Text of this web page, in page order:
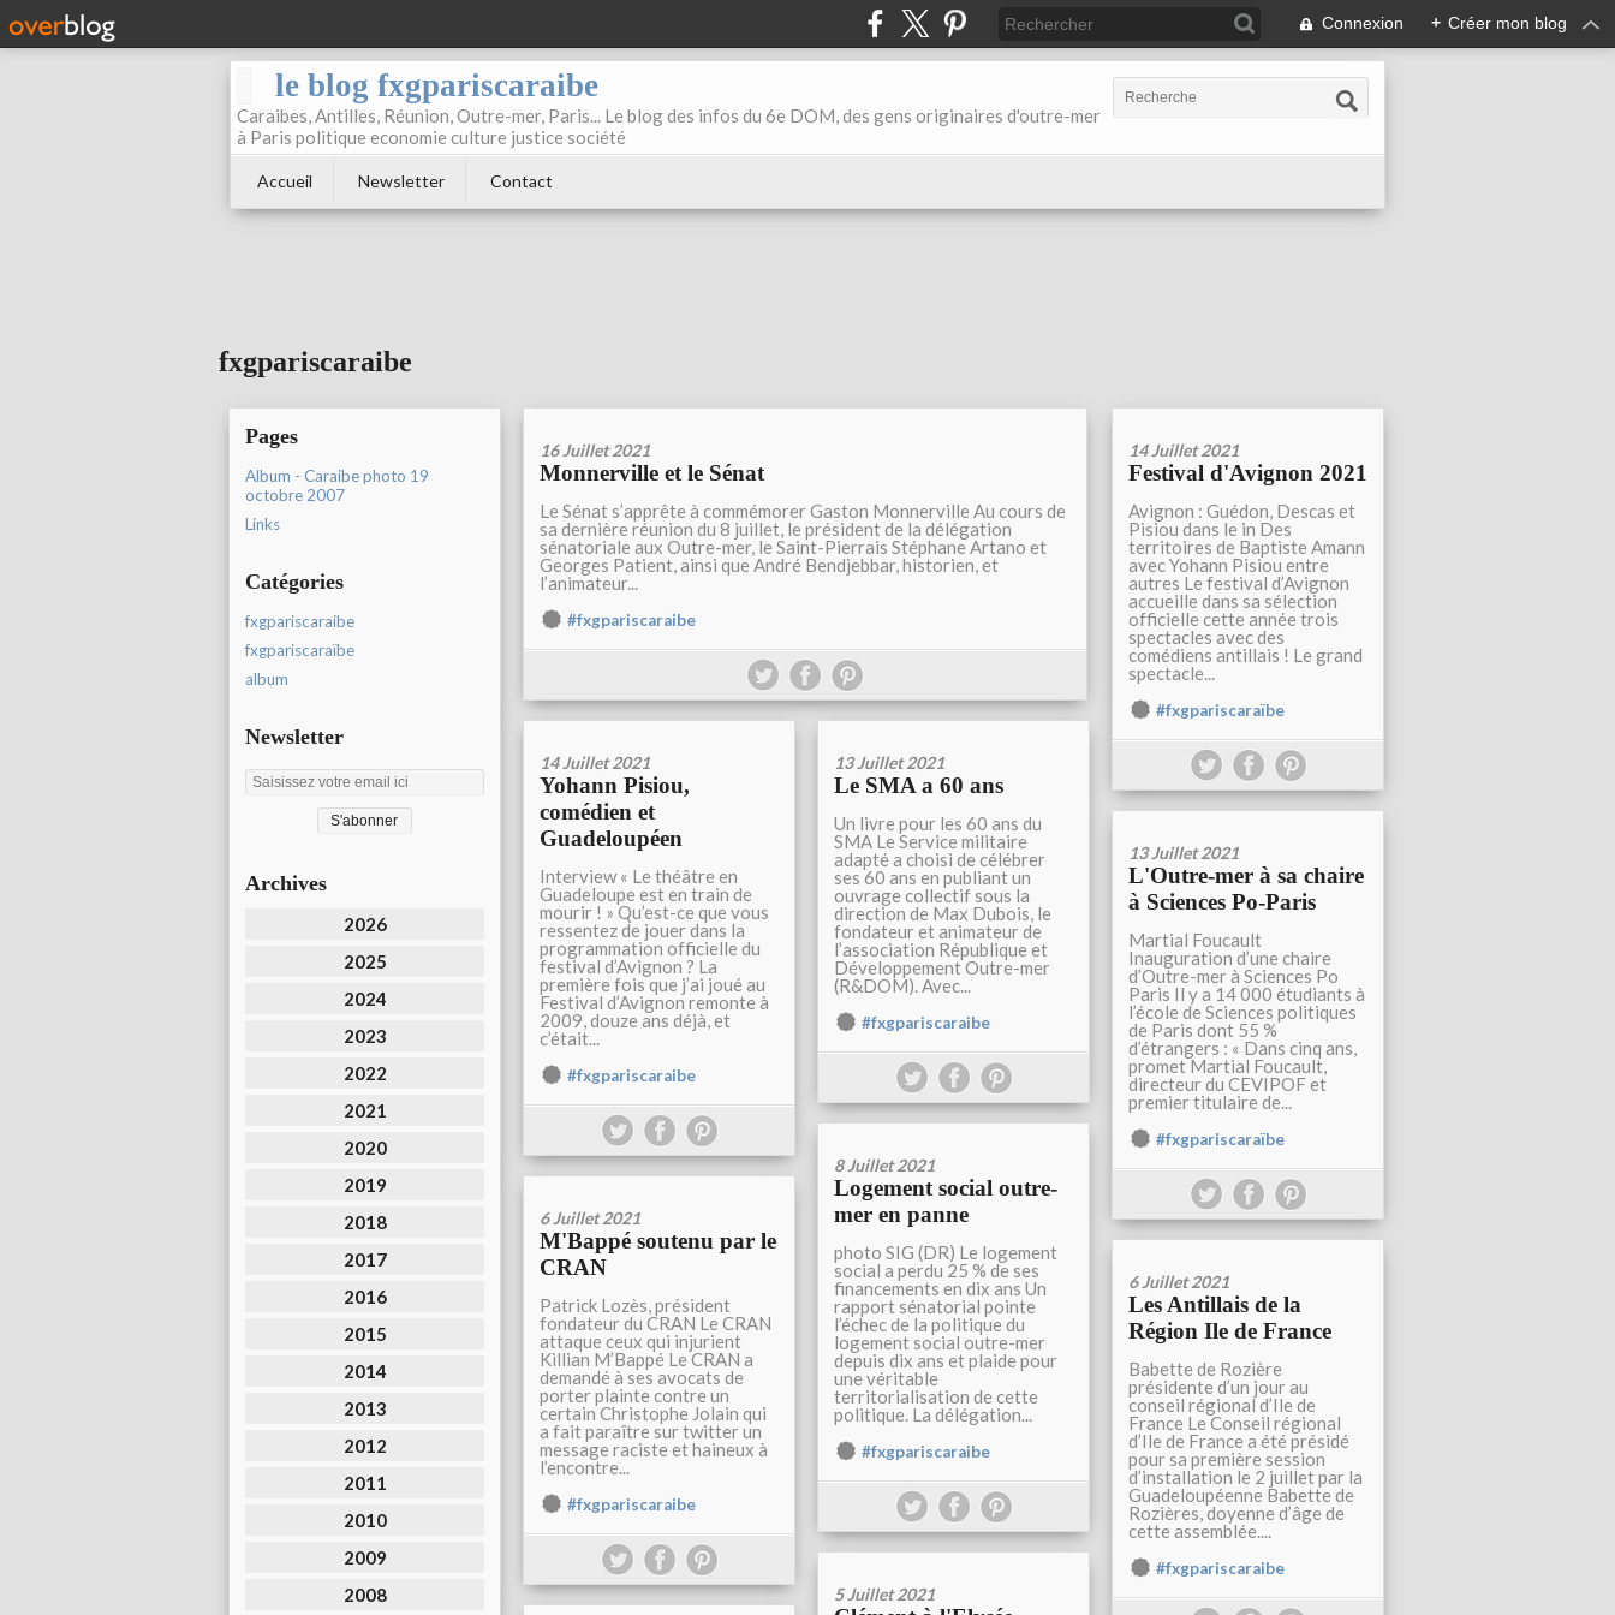
Connexion + Créer mon blog
le blog fxgpariscaraibe
Caraibes, Antilles, Réunion, Outre-mer, Paris... Le blog des infos du 6e DOM, des gens originaires d'outre-mer
à Paris politique economie culture justice société
Accueil Newsletter Contact
fxgpariscaraibe
Pages
Album - Caraibe photo 19
octobre 2007
Links
Catégories
fxgpariscaraibe
fxgpariscaraïbe
album
Newsletter
Archives
2026
2025
2024
2023
2022
2021
2020
2019
2018
2017
2016
2015
2014
2013
2012
2011
2010
2009
2008
16 Juillet 2021
Monnerville et le Sénat
Le Sénat s’apprête à commémorer Gaston Monnerville Au cours de
sa dernière réunion du 8 juillet, le président de la délégation
sénatoriale aux Outre-mer, le Saint-Pierrais Stéphane Artano et
Georges Patient, ainsi que André Bendjebbar, historien, et
l’animateur...
#fxgpariscaraibe
14 Juillet 2021
Festival d'Avignon 2021
Avignon : Guédon, Descas et
Pisiou dans le in Des
territoires de Baptiste Amann
avec Yohann Pisiou entre
autres Le festival d’Avignon
accueille dans sa sélection
officielle cette année trois
spectacles avec des
comédiens antillais ! Le grand
spectacle...
#fxgpariscaraïbe
14 Juillet 2021
Yohann Pisiou,
comédien et
Guadeloupéen
Interview « Le théâtre en
Guadeloupe est en train de
mourir ! » Qu’est-ce que vous
ressentez de jouer dans la
programmation officielle du
festival d’Avignon ? La
première fois que j’ai joué au
Festival d’Avignon remonte à
2009, douze ans déjà, et
c’était...
#fxgpariscaraibe
13 Juillet 2021
Le SMA a 60 ans
Un livre pour les 60 ans du
SMA Le Service militaire
adapté a choisi de célébrer
ses 60 ans en publiant un
ouvrage collectif sous la
direction de Max Dubois, le
fondateur et animateur de
l’association République et
Développement Outre-mer
(R&DOM). Avec...
#fxgpariscaraibe
13 Juillet 2021
L'Outre-mer à sa chaire
à Sciences Po-Paris
Martial Foucault
Inauguration d’une chaire
d’Outre-mer à Sciences Po
Paris Il y a 14 000 étudiants à
l’école de Sciences politiques
de Paris dont 55 %
d’étrangers : « Dans cinq ans,
promet Martial Foucault,
directeur du CEVIPOF et
premier titulaire de...
#fxgpariscaraïbe
8 Juillet 2021
Logement social outre-
mer en panne
photo SIG (DR) Le logement
social a perdu 25 % de ses
financements en dix ans Un
rapport sénatorial pointe
l’échec de la politique du
logement social outre-mer
depuis dix ans et plaide pour
une véritable
territorialisation de cette
politique. La délégation...
#fxgpariscaraibe
6 Juillet 2021
M'Bappé soutenu par le
CRAN
Patrick Lozès, président
fondateur du CRAN Le CRAN
attaque ceux qui injurient
Killian M’Bappé Le CRAN a
demandé à ses avocats de
porter plainte contre un
certain Christophe Jolain qui
a fait paraître sur twitter un
message raciste et haineux à
l’encontre...
#fxgpariscaraibe
6 Juillet 2021
Les Antillais de la
Région Ile de France
Babette de Rozière
présidente d’un jour au
conseil régional d’Ile de
France Le Conseil régional
d’Ile de France a été présidé
pour sa première session
d’installation le 2 juillet par la
Guadeloupéenne Babette de
Rozières, doyenne d’âge de
cette assemblée....
#fxgpariscaraibe
5 Juillet 2021